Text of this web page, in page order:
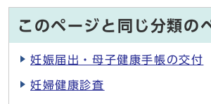
このページと同じ分類の
妊娠届出・母子健康手帳の交付
妊婦健康診査